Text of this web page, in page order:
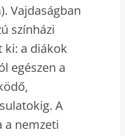
Vajdaságban
színházi
ki: a diákok
egészen a
A
a nemzeti